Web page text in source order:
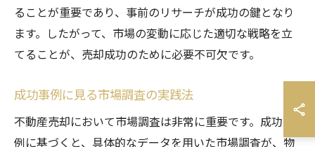
ることが重要であり、事前のリサーチが成功の鍵となり
ます。したがって、市場の変動に応じた適切な戦略を立
てることが、売却成功のために必要不可欠です。
成功事例に見る市場調査の実践法
不動産売却において市場調査は非常に重要です。成功事
例に基づくと、具体的なデータを用いた市場調査が、物